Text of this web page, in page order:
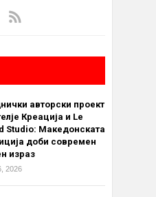
авторски проект
Креација и Le
Studio: Македонската
доби современ
израз
2026